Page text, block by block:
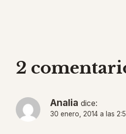
2
Analia dice:
30 enero, 2014 a las